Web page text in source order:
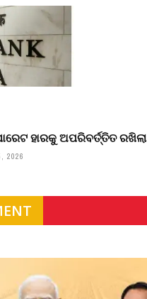
ହାରକୁ ଅପରିବର୍ତ୍ତିତ
2026